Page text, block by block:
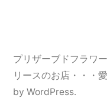
プリザーブドフラワ
リースのお店・・・
by WordPress.